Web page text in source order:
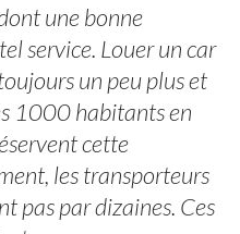
une bonne
service. Louer un car
un peu plus et
1000 habitants en
cette
les transporteurs
pas par dizaines. Ces